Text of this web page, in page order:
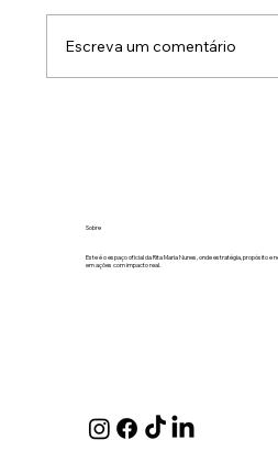
Escreva um comentário
Sobre
Este é o espaço oficial da Rita Maria Nunes, onde estratégia, propósito
em ações com impacto real.